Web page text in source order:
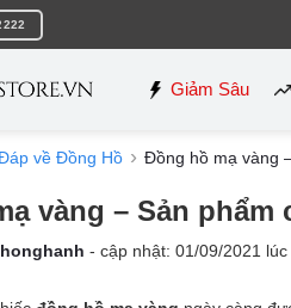
Giảm Sâu
về Đồng Hồ Đồng hồ mạ vàng
vàng – Sản
- cập nhật: 01/09/2021 lúc